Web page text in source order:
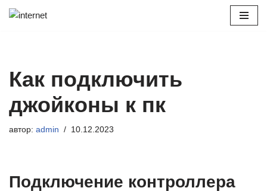
Как подключить
джойконы к пк
автор: admin 10.12.2023
Подключение контроллера